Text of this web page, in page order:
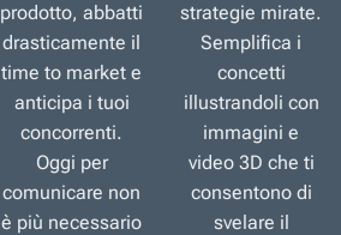
prodotto, abbatti
drasticamente il
time to market e
anticipa i tuoi
concorrenti.
Oggi per
comunicare non
è più necessario
strategie mirate.
Semplifica i
concetti
illustrandoli con
immagini e
video 3D che ti
consentono di
svelare il